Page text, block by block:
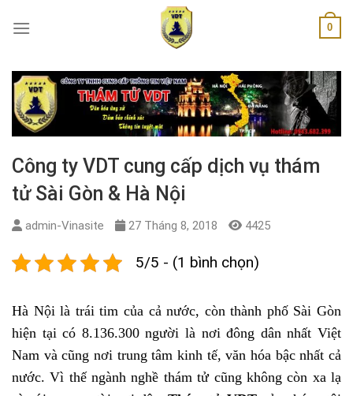
0
Công ty VDT cung cấp dịch vụ thám
tử Sài Gòn & Hà Nội
admin-Vinasite 27 Tháng 8, 2018 4425
5/5 - (1 bình chọn)
Hà Nội là trái tim của cả nước, còn thành phố Sài Gòn
hiện tại có 8.136.300 người là nơi đông dân nhất Việt
Nam và cũng nơi trung tâm kinh tế, văn hóa bậc nhất cả
nước. Vì thế ngành nghề thám tử cũng không còn xa lạ